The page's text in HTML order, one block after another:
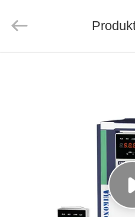
AUSFLUG
Ltd..